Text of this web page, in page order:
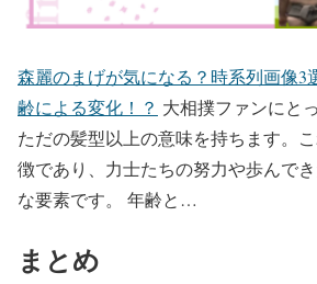
森麗のまげが気になる？時系列画像3
齢による変化！？ 大相撲ファンにと
ただの髪型以上の意味を持ちます。
徴であり、力士たちの努力や歩んで
な要素です。 年齢と…
まとめ